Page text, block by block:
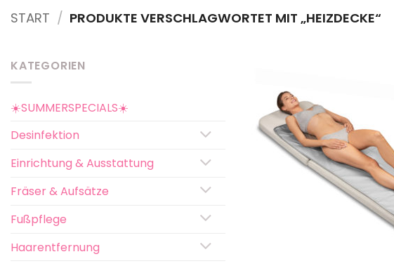
START / PRODUKTE VERSCHLAGWORTET MIT „HEIZDECKE“
KATEGORIEN
☀️SUMMERSPECIALS☀️
Desinfektion
Einrichtung & Ausstattung
Fräser & Aufsätze
Fußpflege
Haarentfernung